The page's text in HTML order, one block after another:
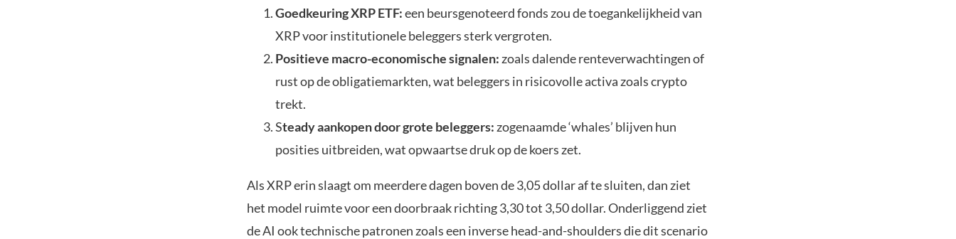
Goedkeuring XRP ETF:een beursgenoteerd fonds zou de toegankelijkheid van
XRP voor institutionele beleggers sterk vergroten.
Positieve macro-economische signalen: zoals dalende renteverwachtingen of
rust op de obligatiemarkten, wat beleggers in risicovolle activa zoals crypto
trekt.
Steady aankopen door grote beleggers: zogenaamde ‘whales’ blijven hun
posities uitbreiden, wat opwaartse druk op de koers zet.
Als XRP erin slaagt om meerdere dagen boven de 3,05 dollar af te sluiten, dan ziet
het model ruimte voor een doorbraak richting 3,30 tot 3,50 dollar. Onderliggend ziet
de AI ook technische patronen zoals een inverse head-and-shoulders die dit scenario